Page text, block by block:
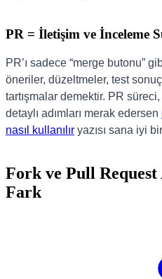
PR = İletişim ve İnceleme
PR’ı sadece “merge butonu”
öneriler, düzeltmeler, test
tartışmalar demektir. PR
detaylı adımları merak edersen
nasıl kullanılır yazısı sana iyi
Fork ve Pull Request
Fark